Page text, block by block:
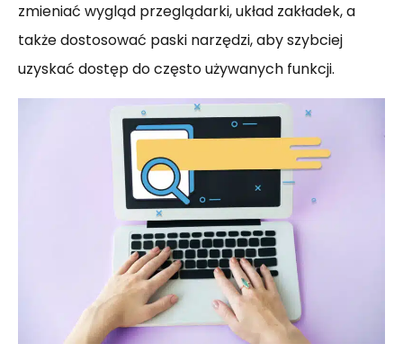
zmieniać wygląd przeglądarki, układ zakładek, a
także dostosować paski narzędzi, aby szybciej
uzyskać dostęp do często używanych funkcji.